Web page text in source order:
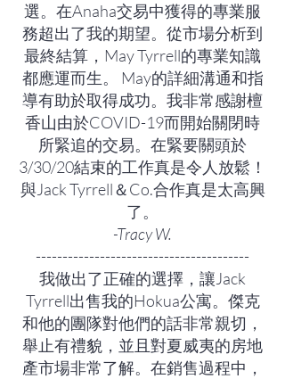
選。在Anaha交易中獲得的專業服
務超出了我的期望。從市場分析到
最終結算，May Tyrrell的專業知識
都應運而生。 May的詳細溝通和指
導有助於取得成功。我非常感謝檀
香山由於COVID-19而開始關閉時
所緊追的交易。在緊要關頭於
3/30/20結束的工作真是令人放鬆！
與Jack Tyrrell＆Co.合作真是太高興
了。
-Tracy W.
----------------------------------------
我做出了正確的選擇，讓Jack
Tyrrell出售我的Hokua公寓。傑克
和他的團隊對他們的話非常親切，
舉止有禮貌，並且對夏威夷的房地
產市場非常了解。在銷售過程中，